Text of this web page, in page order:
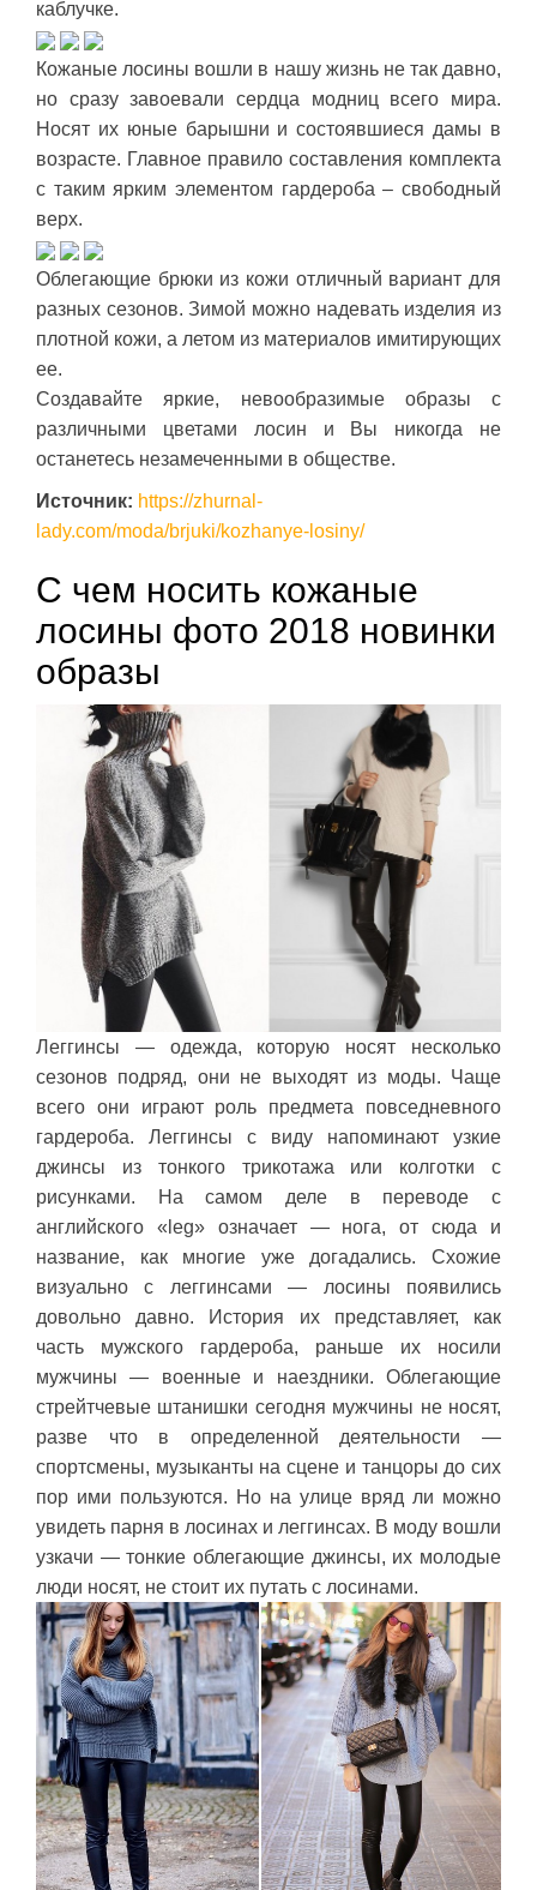
каблучке.
Кожаные лосины вошли в нашу жизнь не так давно,
но сразу завоевали сердца модниц всего мира.
Носят их юные барышни и состоявшиеся дамы в
возрасте. Главное правило составления комплекта
с таким ярким элементом гардероба – свободный
верх.
Облегающие брюки из кожи отличный вариант для
разных сезонов. Зимой можно надевать изделия из
плотной кожи, а летом из материалов имитирующих
ее.
Создавайте яркие, невообразимые образы с
различными цветами лосин и Вы никогда не
останетесь незамеченными в обществе.
Источник: https://zhurnal-
lady.com/moda/brjuki/kozhanye-losiny/
С чем носить кожаные
лосины фото 2018 новинки
образы
Леггинсы — одежда, которую носят несколько
сезонов подряд, они не выходят из моды. Чаще
всего они играют роль предмета повседневного
гардероба. Леггинсы с виду напоминают узкие
джинсы из тонкого трикотажа или колготки с
рисунками. На самом деле в переводе с
английского «leg» означает — нога, от сюда и
название, как многие уже догадались. Схожие
визуально с леггинсами — лосины появились
довольно давно. История их представляет, как
часть мужского гардероба, раньше их носили
мужчины — военные и наездники. Облегающие
стрейтчевые штанишки сегодня мужчины не носят,
разве что в определенной деятельности —
спортсмены, музыканты на сцене и танцоры до сих
пор ими пользуются. Но на улице вряд ли можно
увидеть парня в лосинах и леггинсах. В моду вошли
узкачи — тонкие облегающие джинсы, их молодые
люди носят, не стоит их путать с лосинами.